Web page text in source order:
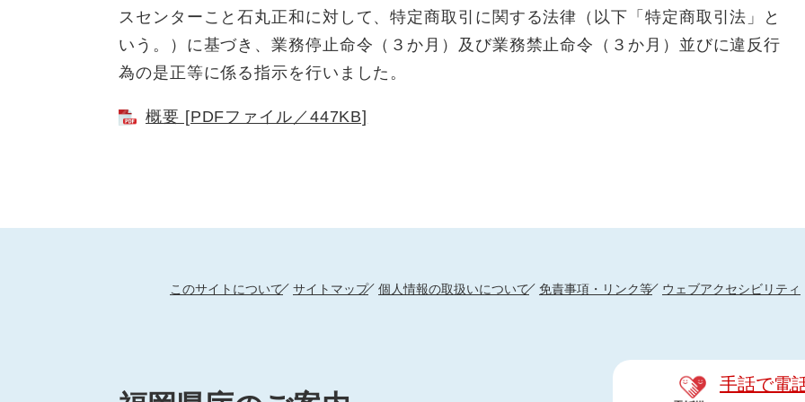
スセンターこと石丸正和に対して、特定商取引に関する法律（以下「特定商取引法」と
いう。）に基づき、業務停止命令（３か月）及び業務禁止命令（３か月）並びに違反行
為の是正等に係る指示を行いました。
概要 [PDFファイル／447KB]
このサイトについて サイトマップ 個人情報の取扱いについて 免責事項・リンク等 ウェブアクセシビリティ
手話で電